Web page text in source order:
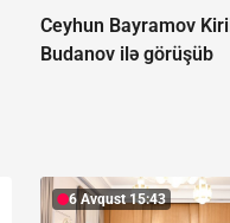
Ceyhun Bayramov Kirill
Budanov ilə görüşüb
6 Avqust 15:43